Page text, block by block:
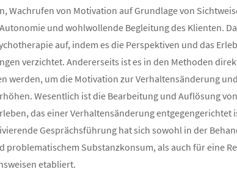
Wachrufen von Motivation auf Grundlage von
und wohlwollende Begleitung des Klienten.
auf, indem es die Perspektiven und das
verzichtet. Andererseits ist es in den Methoden
werden, um die Motivation zur Verhaltensänderung
Wesentlich ist die Bearbeitung und Auflösung
das einer Verhaltensänderung entgegengerichtet
Gesprächsführung hat sich sowohl in der
Substanzkonsum, als auch für eine
etabliert.